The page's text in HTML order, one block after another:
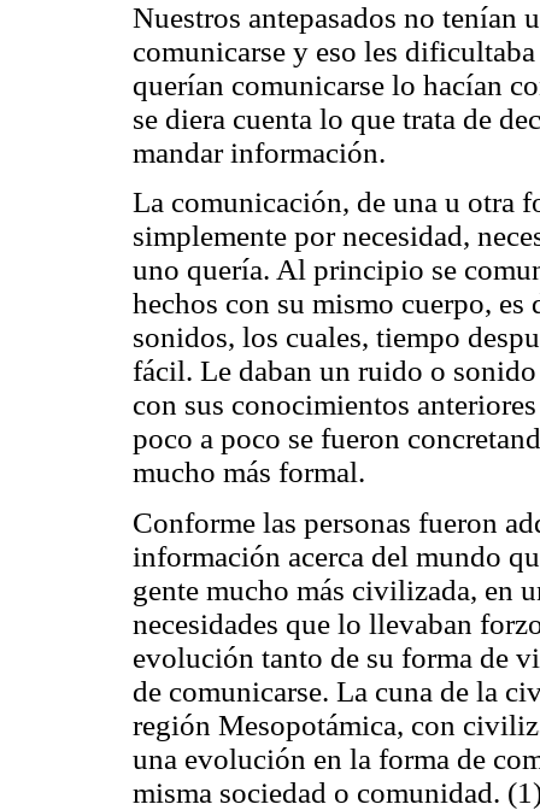
Nuestros antepasados no tenían
comunicarse y eso les
querían comunicarse lo hacían
se diera cuenta lo que trata de
mandar información.
La comunicación, de una u otra
simplemente por necesidad,
uno quería. Al principio se
hechos con su mismo cuerpo,
sonidos, los cuales, tiempo
fácil. Le daban un ruido o
con sus conocimientos
poco a poco se fueron
mucho más formal.
Conforme las personas fueron
información acerca del mundo
gente mucho más civilizada, en
necesidades que lo llevaban
evolución tanto de su forma de
de comunicarse. La cuna de la
región Mesopotámica, con
una evolución en la forma de
misma sociedad o comunidad.